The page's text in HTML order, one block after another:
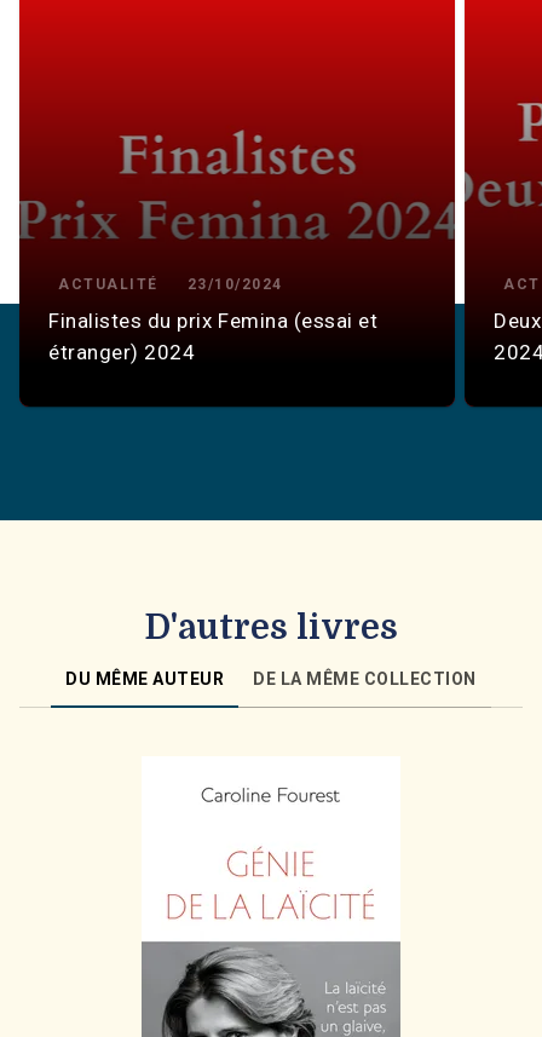
ACTUALITÉ 23/10/2024
Finalistes du prix Femina (essai et
étranger) 2024
D'autres livres
DU MÊME AUTEUR DE LA MÊME COLLECTION